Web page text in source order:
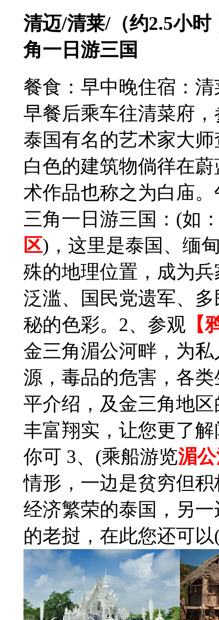
清迈/清莱/（约2.5小
角一日游三国
餐食：早中晚住宿：
早餐后乘车往清菜府，
泰国有名的艺术家大
白色的建筑物倘徉在
术作品也称之为白庙
三角一日游三国：(如
区)，这里是泰国、缅
殊的地理位置，成为
泛滥、国民党遗军、
秘的色彩。2、参观 【
金三角湄公河畔，为
源，毒品的危害，各
平介绍，及金三角地
丰富翔实，让您更了
你可 3、(乘船游览湄
情形，一边是贫穷但
经济繁荣的泰国，另
的老挝，在此您还可